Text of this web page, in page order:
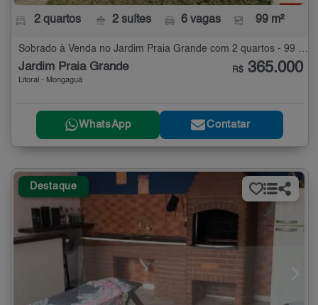
2 quartos 2 suítes 6 vagas 99 m²
Sobrado à Venda no Jardim Praia Grande com 2 quartos - 99 m²
Jardim Praia Grande
Litoral - Mongaguá
R$ 365.000
WhatsApp Contatar
Destaque